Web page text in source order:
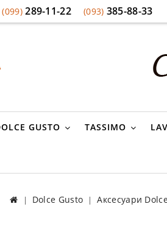
(099)289-11-22 (093) 385-88-33
GUSTO TASSIMO
Dolce Gusto Аксесуари